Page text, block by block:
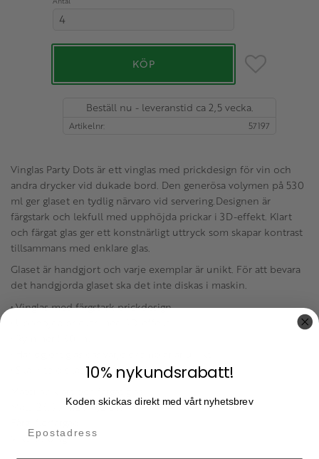
Säljs i multiplar av 4. Minst 4.
KÖP Lägg till i
Beställ nu - leveranstid ca 2,5 vecka.
Artikelnr 57197
Vinglas Party Dots är ett vinglas med prickdesign för vin och
andra drycker vid dukade bord. Den generösa volymen på 530
ml ger glaset en tydlig närvaro vid servering.Designen är
färgstark och lekfull med upphöjda prickar i 3D-effekt. Klart
och färgat glas ger ett konstnärligt uttryck som skapar kontrast
tillsammans med enklare glas.
Glaset är handgjort och varje exemplar är unikt. För att bevara
det handgjorda glaset ska det inte diskas i maskin.
• Vinglas med färgstark prickdesign
• Ska inte diskas i maskin
Mått: 23,3 x 8,2 x 8,2 cm
Vikt: 0,18 kg
10% nykundsrabatt!
Koden skickas direkt med vårt nyhetsbrev